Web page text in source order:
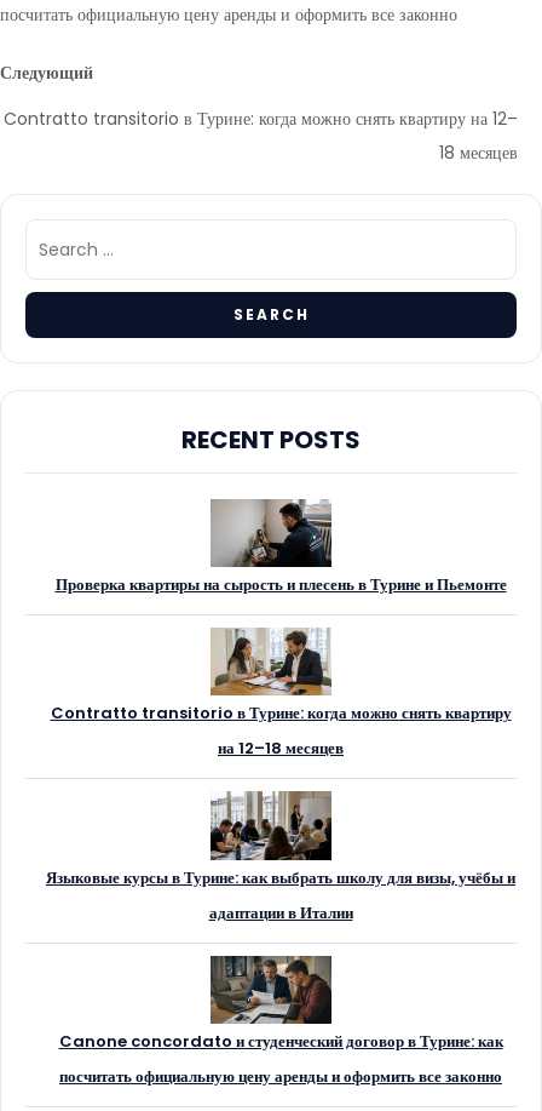
посчитать официальную цену аренды и оформить все законно
Следующий
Contratto transitorio в Турине: когда можно снять квартиру на 12–
18 месяцев
RECENT POSTS
Проверка квартиры на сырость и плесень в Турине и Пьемонте
Contratto transitorio в Турине: когда можно снять квартиру
на 12–18 месяцев
Языковые курсы в Турине: как выбрать школу для визы, учёбы и
адаптации в Италии
Canone concordato и студенческий договор в Турине: как
посчитать официальную цену аренды и оформить все законно